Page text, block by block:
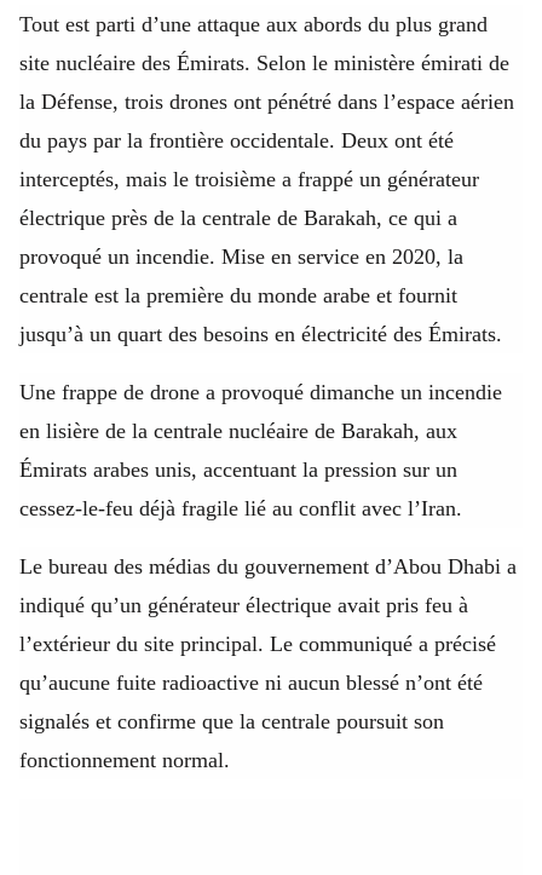
Tout est parti d’une attaque aux abords du plus grand
site nucléaire des Émirats. Selon le ministère émirati de
la Défense, trois drones ont pénétré dans l’espace aérien
du pays par la frontière occidentale. Deux ont été
interceptés, mais le troisième a frappé un générateur
électrique près de la centrale de Barakah, ce qui a
provoqué un incendie. Mise en service en 2020, la
centrale est la première du monde arabe et fournit
jusqu’à un quart des besoins en électricité des Émirats.
Une frappe de drone a provoqué dimanche un incendie
en lisière de la centrale nucléaire de Barakah, aux
Émirats arabes unis, accentuant la pression sur un
cessez-le-feu déjà fragile lié au conflit avec l’Iran.
Le bureau des médias du gouvernement d’Abou Dhabi a
indiqué qu’un générateur électrique avait pris feu à
l’extérieur du site principal. Le communiqué a précisé
qu’aucune fuite radioactive ni aucun blessé n’ont été
signalés et confirme que la centrale poursuit son
fonctionnement normal.